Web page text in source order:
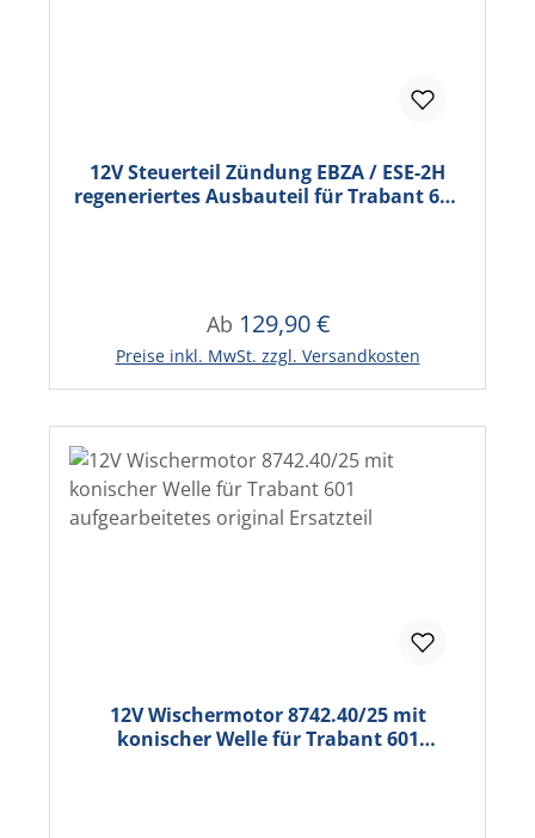
12V Steuerteil Zündung EBZA / ESE-2H
regeneriertes Ausbauteil für Trabant 601
Regulärer Preis:
Ab 129,90 €
Preise inkl. MwSt. zzgl. Versandkosten
12V Wischermotor 8742.40/25 mit
konischer Welle für Trabant 601